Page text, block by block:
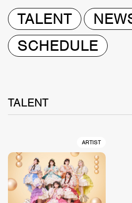
TALENT
SCHEDULE
TALENT
ARTIST